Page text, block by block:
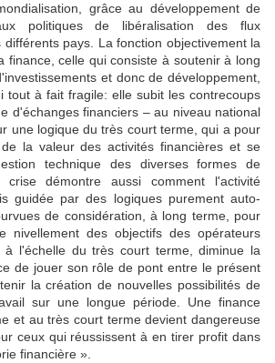
grâce au développement de
politiques de libéralisation des flux
pays. La fonction objectivement la
finance, celle qui consiste à soutenir à long
et donc de développement,
tout à fait fragile: elle subit les contrecoups
d'échanges financiers – au niveau national
une logique du très court terme, qui a pour
la valeur des activités financières et se
technique des diverses formes de
démontre aussi comment l'activité
guidée par des logiques purement auto-
de considération, à long terme, pour
nivellement des objectifs des opérateurs
à l'échelle du très court terme, diminue la
de jouer son rôle de pont entre le présent
la création de nouvelles possibilités de
sur une longue période. Une finance
et au très court terme devient dangereuse
ceux qui réussissent à en tirer profit dans
financière ».